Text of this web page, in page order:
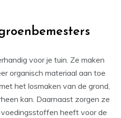
voor je tuin. Ze maken
organisch materiaal aan toe
het losmaken van de grond,
kan. Daarnaast zorgen ze
heeft voor de